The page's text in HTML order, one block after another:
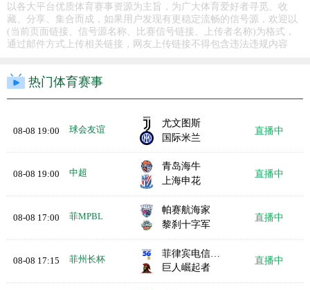
以各大平台优质体育赛事资源为主旨，为广大体育爱好者寻觅、收
藏、分享、集合而成，如果用户发现有更稳定流畅的信号源，欢迎以
(当前页面链接、信号源名称、比赛信号链接、上传者名称)为格式，
通过邮件方式上传相关链接，网友上传链接不得包含违法违规内容
热门体育赛事
08-08 19:00 球会友谊
尤文图斯
国际米兰
直播中
08-08 19:00 中超
青岛海牛
上海申花
直播中
08-08 17:00 菲MPBL
帕赛航海家
黎刹十字军
直播中
08-08 17:15 菲州长杯
菲律宾电信TNT
巨人崛起者
直播中